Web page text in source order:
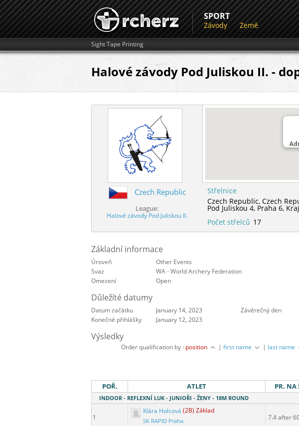
SPORT
Závody Země
Sight Tape Printing
Halové závody Pod Juliskou II. -
Czech Republic
League:
Halové závody Pod Juliskou II.
Střelnice
Czech Republic,Czech
Pod Juliskou 4, Praha 6,
Počet střelců 17
Základní informace
Úroveň
Other Events
Svaz
WA - World Archery Federation
Omezení
Open
Důležíté datumy
Datum začátku January 14, 2023 Závěrečný den
Konečné přihlášky
January 12, 2023
Výsledky
Order qualification by : position |first name | last name
POŘ. ATLET PR. NA
INDOOR - REFLEXNÍ LUK - JUNIOŘI - ŽENY - 18M ROUND
1
Klára Holcová (2B) Základ
SK RAPID Praha 7.4 after